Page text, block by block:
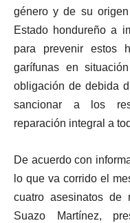
género y de su
Estado hondureño a
para prevenir estos
garífunas en
obligación de debida
sancionar a los
reparación integral a
De acuerdo con
lo que va corrido el
cuatro asesinatos de
Suazo Martínez,